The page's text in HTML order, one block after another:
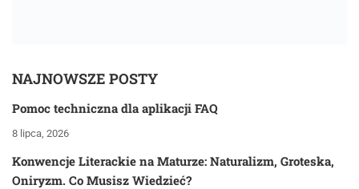
NAJNOWSZE POSTY
Pomoc techniczna dla aplikacji FAQ
8 lipca, 2026
Konwencje Literackie na Maturze: Naturalizm, Groteska,
Oniryzm. Co Musisz Wiedzieć?